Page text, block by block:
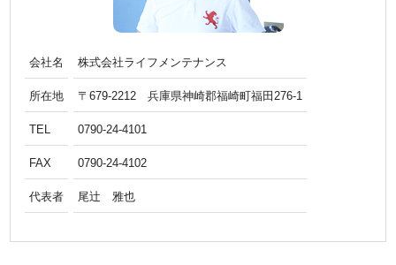
会社名 株式会社ライフメンテナンス
所在地 〒679-2212 兵庫県神崎郡福崎町福田276-1
TEL 0790-24-4101
FAX 0790-24-4102
代表者 尾辻 雅也